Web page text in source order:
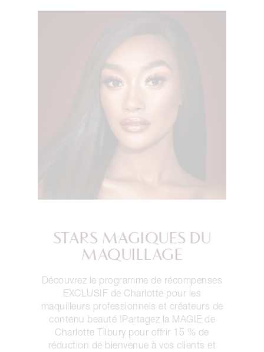
STARS MAGIQUES DU
MAQUILLAGE
Découvrez le programme de récompenses
EXCLUSIF de Charlotte pour les
maquilleurs professionnels et créateurs de
contenu beauté !Partagez la MAGIE de
Charlotte Tilbury pour offrir 15 % de
réduction de bienvenue à vos clients et